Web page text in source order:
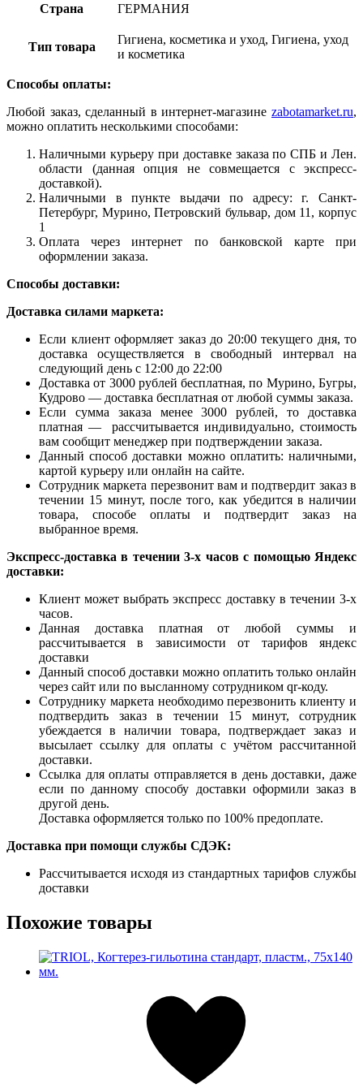
Страна ГЕРМАНИЯ
Тип товара
Гигиена, косметика и уход, Гигиена, уход
и косметика
Способы оплаты:
Любой заказ, сделанный в интернет-магазине zabotamarket.ru,
можно оплатить несколькими способами:
Наличными курьеру при доставке заказа по СПБ и Лен.
области (данная опция не совмещается с экспресс-
доставкой).
Наличными в пункте выдачи по адресу: г. Санкт-
Петербург, Мурино, Петровский бульвар, дом 11, корпус
1
Оплата через интернет по банковской карте при
оформлении заказа.
Способы доставки:
Доставка силами маркета:
Если клиент оформляет заказ до 20:00 текущего дня, то
доставка осуществляется в свободный интервал на
следующий день с 12:00 до 22:00
Доставка от 3000 рублей бесплатная, по Мурино, Бугры,
Кудрово — доставка бесплатная от любой суммы заказа.
Если сумма заказа менее 3000 рублей, то доставка
платная — рассчитывается индивидуально, стоимость
вам сообщит менеджер при подтверждении заказа.
Данный способ доставки можно оплатить: наличными,
картой курьеру или онлайн на сайте.
Сотрудник маркета перезвонит вам и подтвердит заказ в
течении 15 минут, после того, как убедится в наличии
товара, способе оплаты и подтвердит заказ на
выбранное время.
Экспресс-доставка в течении 3-х часов с помощью Яндекс
доставки:
Клиент может выбрать экспресс доставку в течении 3-х
часов.
Данная доставка платная от любой суммы и
рассчитывается в зависимости от тарифов яндекс
доставки
Данный способ доставки можно оплатить только онлайн
через сайт или по высланному сотрудником qr-коду.
Сотруднику маркета необходимо перезвонить клиенту и
подтвердить заказ в течении 15 минут, сотрудник
убеждается в наличии товара, подтверждает заказ и
высылает ссылку для оплаты с учётом рассчитанной
доставки.
Ссылка для оплаты отправляется в день доставки, даже
если по данному способу доставки оформили заказ в
другой день.
Доставка оформляется только по 100% предоплате.
Доставка при помощи службы СДЭК:
Рассчитывается исходя из стандартных тарифов службы
доставки
Похожие товары